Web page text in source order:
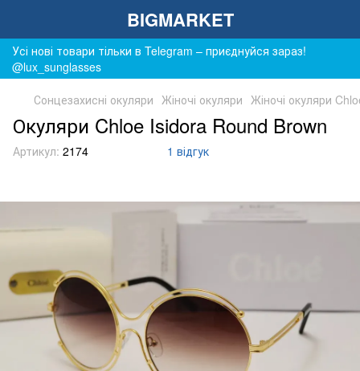
BIGMARKET
Усі нові товари тільки в Telegram – приєднуйся зараз!
@lux_sunglasses
Сонцезахисні окуляри Жіночі окуляри Жіночі окуляри
Окуляри Chloe Isidora Round Brown
Артикул: 2174 1 відгук